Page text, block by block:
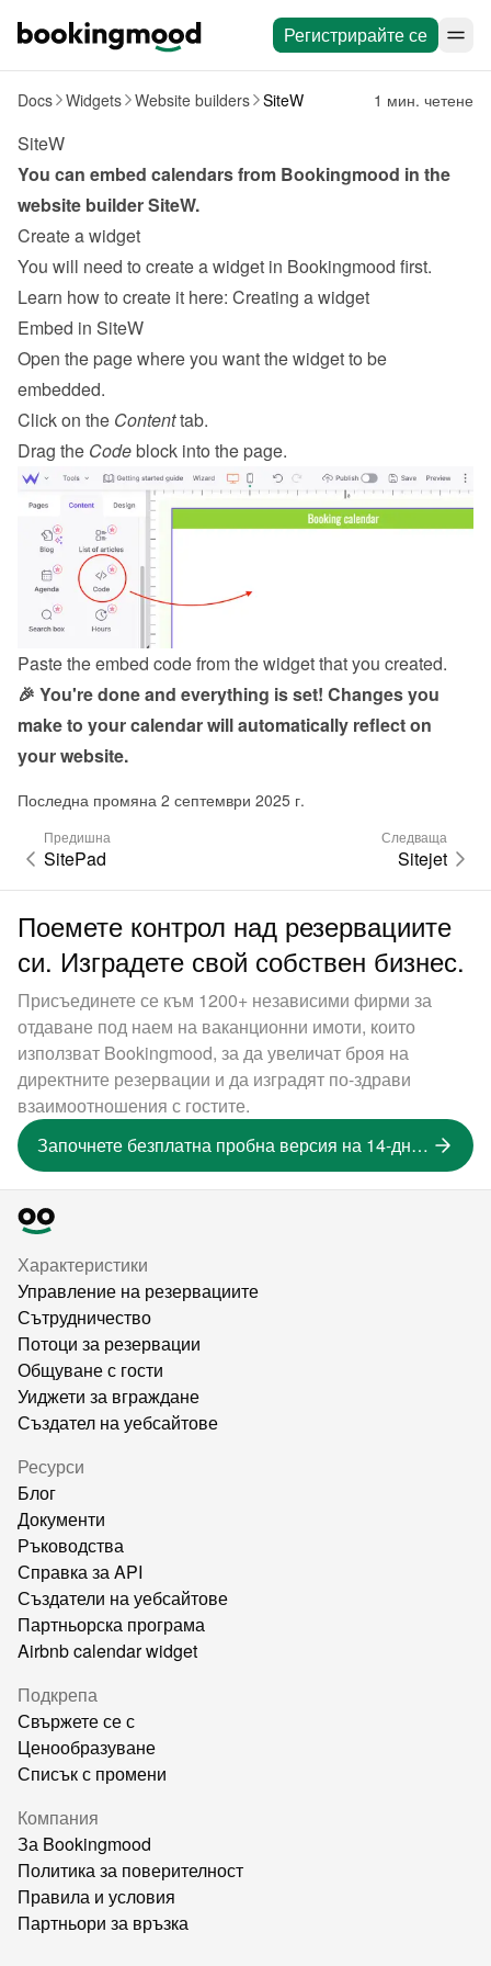
Регистрирайте се
Docs Widgets Website builders SiteW 1 мин. четене
SiteW
You can embed calendars from Bookingmood in the
website builder SiteW.
Create a widget
You will need to create a widget in Bookingmood first.
Learn how to create it here: Creating a widget
Embed in SiteW
Open the page where you want the widget to be
embedded.
Click on the Content tab.
Drag the Code block into the page.
Paste the embed code from the widget that you created.
🎉 You're done and everything is set! Changes you
make to your calendar will automatically reflect on
your website.
Последна промяна 2 септември 2025 г.
Предишна
SitePad
Следваща
Sitejet
Поемете контрол над резервациите
си. Изградете свой собствен бизнес.
Присъединете се към 1200+ независими фирми за
отдаване под наем на ваканционни имоти, които
използват Bookingmood, за да увеличат броя на
директните резервации и да изградят по-здрави
взаимоотношения с гостите.
Започнете безплатна пробна версия на 14-дневна версия
Характеристики
Управление на резервациите
Сътрудничество
Потоци за резервации
Общуване с гости
Уиджети за вграждане
Създател на уебсайтове
Ресурси
Блог
Документи
Ръководства
Справка за API
Създатели на уебсайтове
Партньорска програма
Airbnb calendar widget
Подкрепа
Свържете се с
Ценообразуване
Списък с промени
Компания
За Bookingmood
Политика за поверителност
Правила и условия
Партньори за връзка